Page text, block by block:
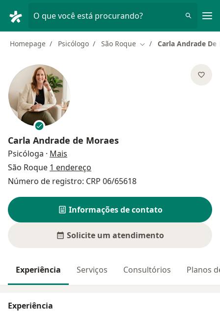
O que você está procurando?
Homepage Psicólogo São Roque Mudar de cidade
Carla Andrade De
Carla Andrade de Moraes
Psicóloga · Mais
São Roque 1 endereço
Número de registro: CRP 06/65618
Informações de contato
Solicite um atendimento
Experiência Serviços Consultórios Planos
Experiência